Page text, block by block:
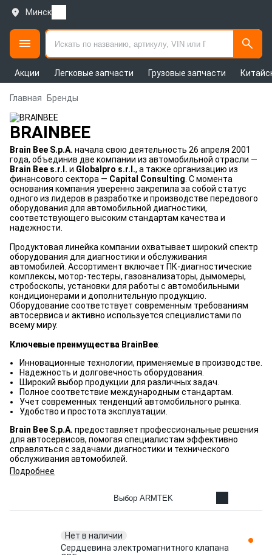
Минск
Акции Легковые запчасти Грузовые запчасти
Главная Бренды
BRAINBEE
Brain Bee S.p.A. начала свою деятельность 26 апреля 2001
года, объединив две компании из автомобильной отрасли —
Brain Bee s.r.l. и Globalpro s.r.l., а также организацию из
финансового сектора — Capital Consulting . С момента
основания компания уверенно закрепила за собой статус
одного из лидеров в разработке и производстве передового
оборудования для автомобильной диагностики,
соответствующего высоким стандартам качества и
надежности.
Продуктовая линейка компании охватывает широкий спектр
оборудования для диагностики и обслуживания
автомобилей. Ассортимент включает ПК-диагностические
комплексы, мотор-тестеры, газоанализаторы, дымомеры,
стробоскопы, установки для работы с автомобильными
кондиционерами и дополнительную продукцию.
Оборудование соответствует современным требованиям
автосервиса и активно используется специалистами по
всему миру.
Ключевые преимущества BrainBee:
Инновационные технологии, применяемые в производстве.
Надежность и долговечность оборудования.
Широкий выбор продукции для различных задач.
Полное соответствие международным стандартам.
Учет современных тенденций автомобильного рынка.
Удобство и простота эксплуатации.
Brain Bee S.p.A. предоставляет профессиональные решения
для автосервисов, помогая специалистам эффективно
справляться с задачами диагностики и технического
обслуживания автомобилей.
Подробнее
Выбор ARMTEK
Нет в наличии
Сердцевина электромагнитного клапана